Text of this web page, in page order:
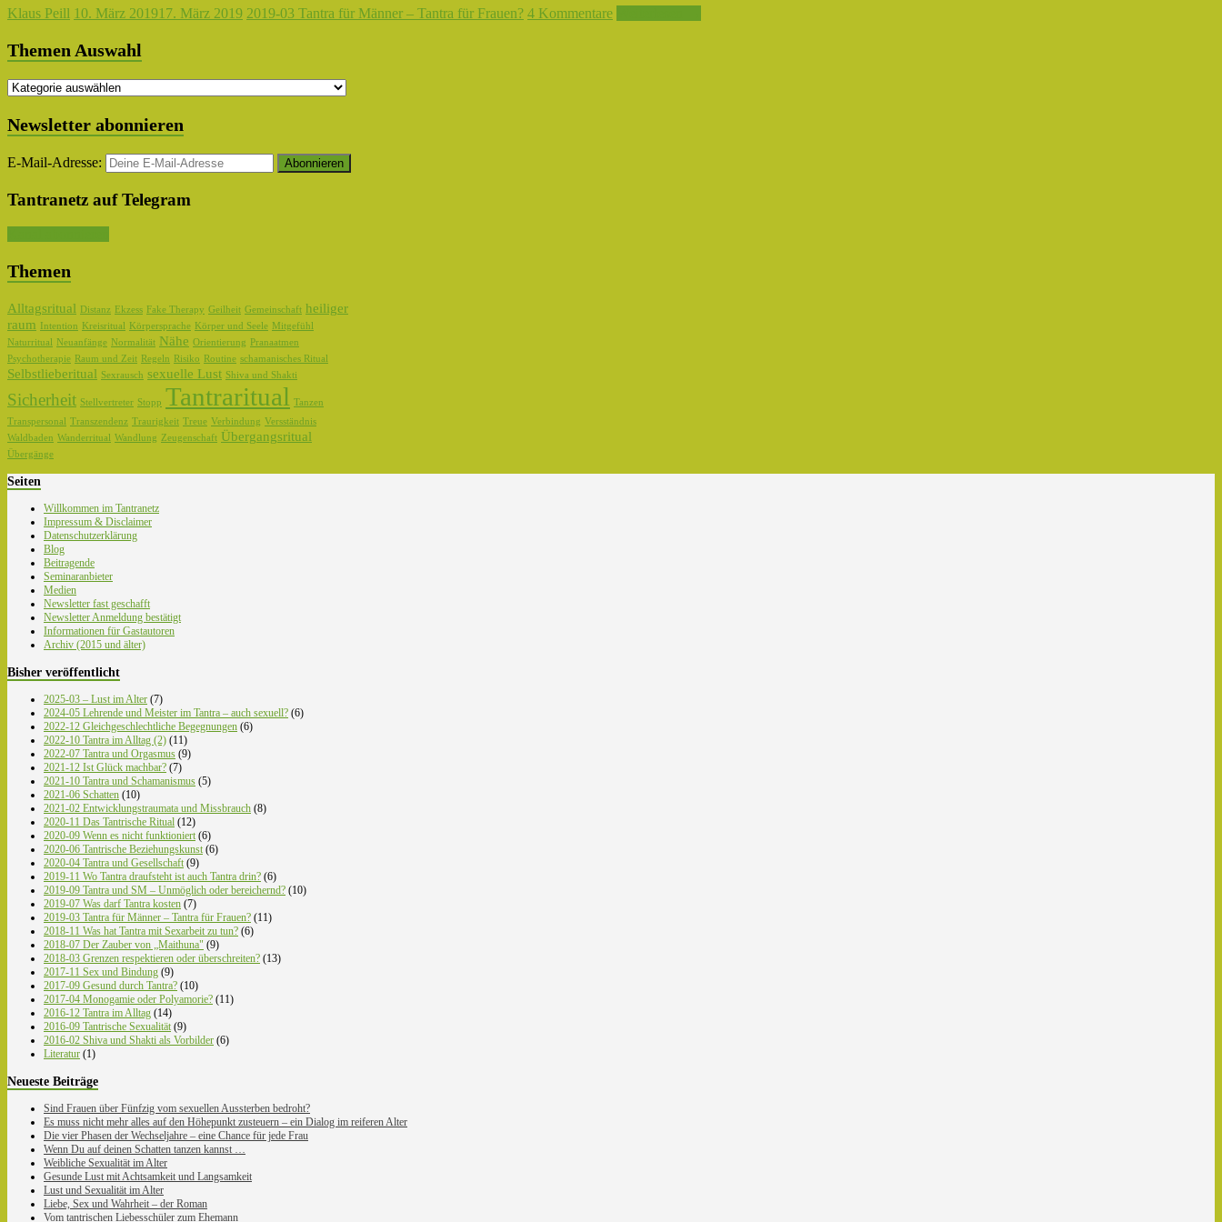
Klaus Peill 10. März 201917. März 2019 2019-03 Tantra für Männer – Tantra für Frauen? 4 Kommentare
Themen Auswahl
Themen
Newsletter abonnieren
E-Mail-Adresse:
Tantranetz auf Telegram
Themen
Alltagsritual Distanz Ekzess Fake Therapy Geilheit Gemeinschaft heiliger
raum
Intention Kreisritual Körpersprache Körper und Seele Mitgefühl
Naturritual Neuanfänge Normalität Nähe Orientierung
Pranaatmen
Psychotherapie Raum und Zeit Regeln Risiko Routine schamanisches Ritual
Selbstlieberitual Sexrausch sexuelle Lust Shiva und Shakti
Sicherheit Stellvertreter Stopp Tantraritual
Tanzen
Transpersonal Transzendenz Traurigkeit Treue Verbindung Versständnis
Waldbaden Wanderritual Wandlung Zeugenschaft Übergangsritual
Übergänge
Seiten
Willkommen im Tantranetz
Impressum & Disclaimer
Datenschutzerklärung
Blog
Beitragende
Seminaranbieter
Medien
Newsletter fast geschafft
Newsletter Anmeldung bestätigt
Informationen für Gastautoren
Archiv (2015 und älter)
Bisher veröffentlicht
2025-03 – Lust im Alter (7)
2024-05 Lehrende und Meister im Tantra – auch sexuell? (6)
2022-12 Gleichgeschlechtliche Begegnungen (6)
2022-10 Tantra im Alltag (2) (11)
2022-07 Tantra und Orgasmus (9)
2021-12 Ist Glück machbar? (7)
2021-10 Tantra und Schamanismus (5)
2021-06 Schatten (10)
2021-02 Entwicklungstraumata und Missbrauch (8)
2020-11 Das Tantrische Ritual (12)
2020-09 Wenn es nicht funktioniert (6)
2020-06 Tantrische Beziehungskunst (6)
2020-04 Tantra und Gesellschaft (9)
2019-11 Wo Tantra draufsteht ist auch Tantra drin? (6)
2019-09 Tantra und SM – Unmöglich oder bereichernd? (10)
2019-07 Was darf Tantra kosten (7)
2019-03 Tantra für Männer – Tantra für Frauen? (11)
2018-11 Was hat Tantra mit Sexarbeit zu tun? (6)
2018-07 Der Zauber von „Maithuna" (9)
2018-03 Grenzen respektieren oder überschreiten? (13)
2017-11 Sex und Bindung (9)
2017-09 Gesund durch Tantra? (10)
2017-04 Monogamie oder Polyamorie? (11)
2016-12 Tantra im Alltag (14)
2016-09 Tantrische Sexualität (9)
2016-02 Shiva und Shakti als Vorbilder (6)
Literatur (1)
Neueste Beiträge
Sind Frauen über Fünfzig vom sexuellen Aussterben bedroht?
Es muss nicht mehr alles auf den Höhepunkt zusteuern – ein Dialog im reiferen Alter
Die vier Phasen der Wechseljahre – eine Chance für jede Frau
Wenn Du auf deinen Schatten tanzen kannst …
Weibliche Sexualität im Alter
Gesunde Lust mit Achtsamkeit und Langsamkeit
Lust und Sexualität im Alter
Liebe, Sex und Wahrheit – der Roman
Vom tantrischen Liebesschüler zum Ehemann